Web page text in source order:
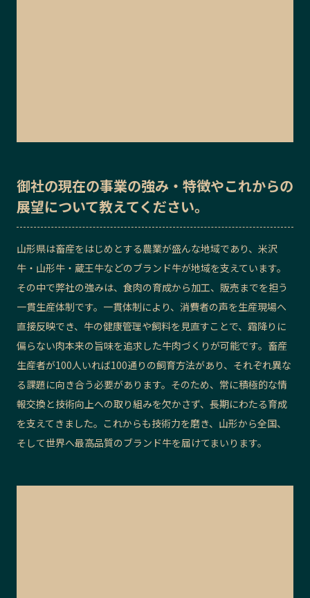
御社の現在の事業の強み・特徴やこれからの
展望について教えてください。
山形県は畜産をはじめとする農業が盛んな地域であり、米沢
牛・山形牛・蔵王牛などのブランド牛が地域を支えています。
その中で弊社の強みは、食肉の育成から加工、販売までを担う
一貫生産体制です。一貫体制により、消費者の声を生産現場へ
直接反映でき、牛の健康管理や飼料を見直すことで、霜降りに
偏らない肉本来の旨味を追求した牛肉づくりが可能です。畜産
生産者が100人いれば100通りの飼育方法があり、それぞれ異な
る課題に向き合う必要があります。そのため、常に積極的な情
報交換と技術向上への取り組みを欠かさず、長期にわたる育成
を支えてきました。これからも技術力を磨き、山形から全国、
そして世界へ最高品質のブランド牛を届けてまいります。